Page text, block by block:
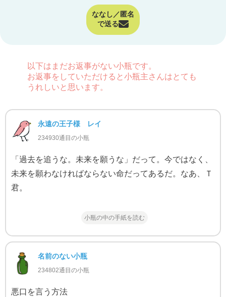
ななし／匿名
で送る
以下はまだお返事がない小瓶です。
お返事をしていただけると小瓶主さんはとても
うれしいと思います。
永遠の王子様 レイ
234930通目の小瓶
「過去を追うな。未来を願うな」だって。今ではなく、
未来を願わなければならない命だってあるだ。なあ、Ｔ
君。
小瓶の中の手紙を読む
名前のない小瓶
234802通目の小瓶
悪口を言う方法